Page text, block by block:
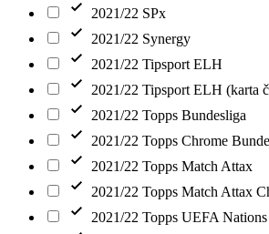
2021/22 SPx
2021/22 Synergy
2021/22 Tipsport ELH
2021/22 Tipsport ELH (karta
2021/22 Topps Bundesliga
2021/22 Topps Chrome
2021/22 Topps Match Attax
2021/22 Topps Match Attax
2021/22 Topps UEFA